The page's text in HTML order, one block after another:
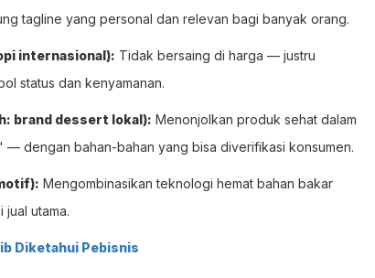
tagline yang personal dan relevan bagi banyak orang.
internasional): Tidak bersaing di harga — justru
status dan kenyamanan.
brand dessert lokal): Menonjolkan produk sehat dalam
dengan bahan-bahan yang bisa diverifikasi konsumen.
Mengombinasikan teknologi hemat bahan bakar
utama.
Diketahui Pebisnis